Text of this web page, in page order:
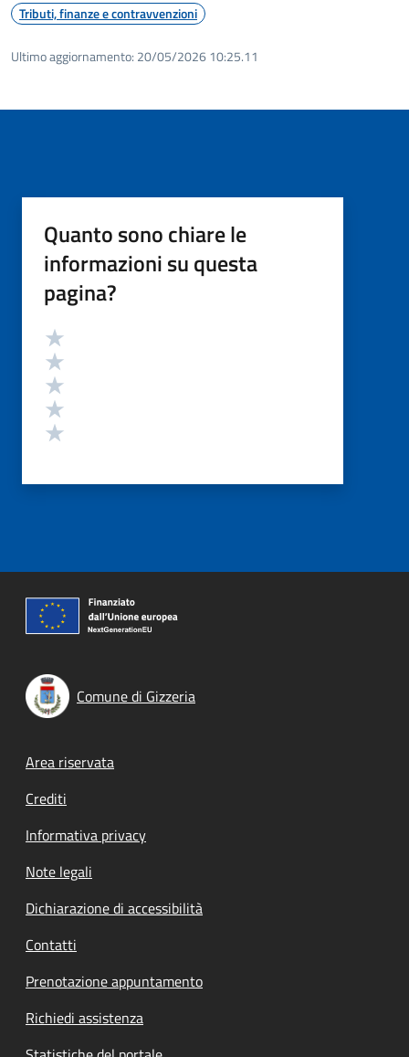
Tributi, finanze e contravvenzioni
Ultimo aggiornamento: 20/05/2026 10:25.11
Quanto sono chiare le
informazioni su questa
pagina?
Valutazione
Comune di Gizzeria
Footer menu
Area riservata
Crediti
Informativa privacy
Note legali
Dichiarazione di accessibilità
Contatti
Prenotazione appuntamento
Richiedi assistenza